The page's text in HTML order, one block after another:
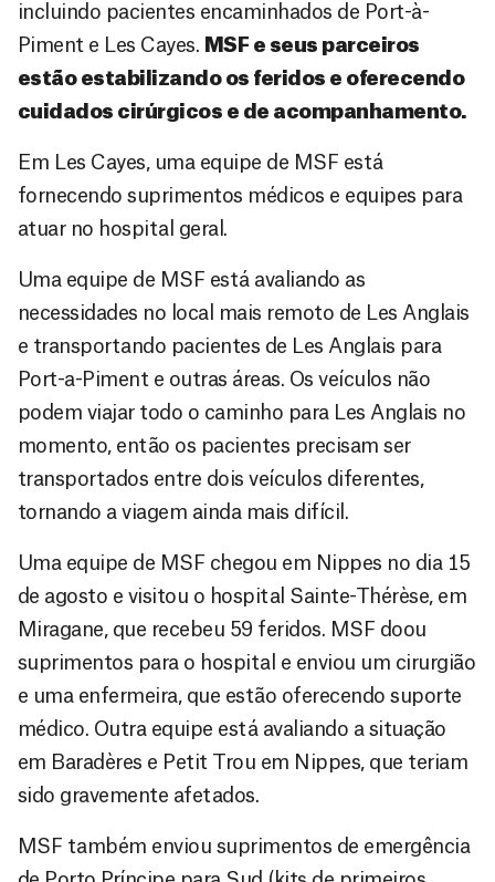
incluindo pacientes encaminhados de Port-à-
Piment e Les Cayes. MSF e seus parceiros
estão estabilizando os feridos e oferecendo
cuidados cirúrgicos e de acompanhamento.
Em Les Cayes, uma equipe de MSF está
fornecendo suprimentos médicos e equipes para
atuar no hospital geral.
Uma equipe de MSF está avaliando as
necessidades no local mais remoto de Les Anglais
e transportando pacientes de Les Anglais para
Port-a-Piment e outras áreas. Os veículos não
podem viajar todo o caminho para Les Anglais no
momento, então os pacientes precisam ser
transportados entre dois veículos diferentes,
tornando a viagem ainda mais difícil.
Uma equipe de MSF chegou em Nippes no dia 15
de agosto e visitou o hospital Sainte-Thérèse, em
Miragane, que recebeu 59 feridos. MSF doou
suprimentos para o hospital e enviou um cirurgião
e uma enfermeira, que estão oferecendo suporte
médico. Outra equipe está avaliando a situação
em Baradères e Petit Trou em Nippes, que teriam
sido gravemente afetados.
MSF também enviou suprimentos de emergência